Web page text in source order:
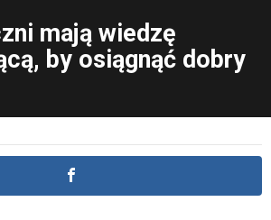
mają wiedzę
by osiągnąć dobry